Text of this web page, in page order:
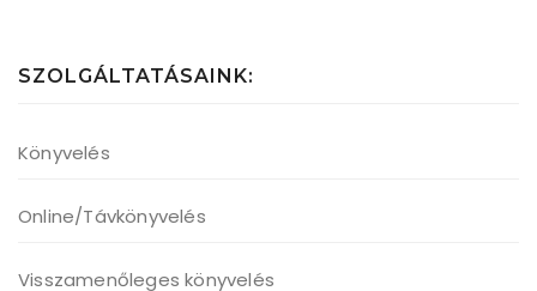
SZOLGÁLTATÁSAINK:
Könyvelés
Online/Távkönyvelés
Visszamenőleges könyvelés